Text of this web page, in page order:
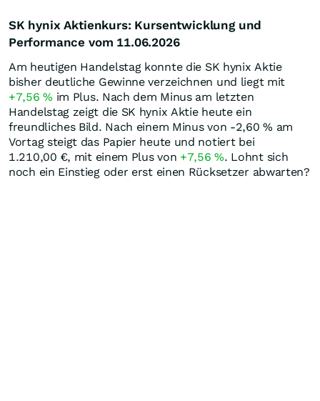
SK hynix Aktienkurs: Kursentwicklung und
Performance vom 11.06.2026
Am heutigen Handelstag konnte die SK hynix Aktie
bisher deutliche Gewinne verzeichnen und liegt mit
+7,56% im Plus. Nach dem Minus am letzten
Handelstag zeigt die SK hynix Aktie heute ein
freundliches Bild. Nach einem Minus von -2,60% am
Vortag steigt das Papier heute und notiert bei
1.210,00 €, mit einem Plus von +7,56%. Lohnt sich
noch ein Einstieg oder erst einen Rücksetzer abwarten?